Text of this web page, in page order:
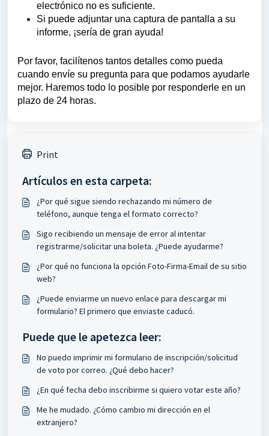
electrónico no es suficiente.
Si puede adjuntar una captura de pantalla a su
informe, ¡sería de gran ayuda!
Por favor, facilítenos tantos detalles como pueda
cuando envíe su pregunta para que podamos ayudarle
mejor. Haremos todo lo posible por responderle en un
plazo de 24 horas.
Print
Artículos en esta carpeta:
¿Por qué sigue siendo rechazando mi número de
teléfono, aunque tenga el formato correcto?
Sigo recibiendo un mensaje de error al intentar
registrarme/solicitar una boleta. ¿Puede ayudarme?
¿Por qué no funciona la opción Foto-Firma-Email de su sitio
web?
¿Puede enviarme un nuevo enlace para descargar mi
formulario? El primero que enviaste caducó.
Puede que le apetezca leer:
No puedo imprimir mi formulario de inscripción/solicitud
de voto por correo. ¿Qué debo hacer?
¿En qué fecha debo inscribirme si quiero votar este año?
Me he mudado. ¿Cómo cambio mi dirección en el
extranjero?